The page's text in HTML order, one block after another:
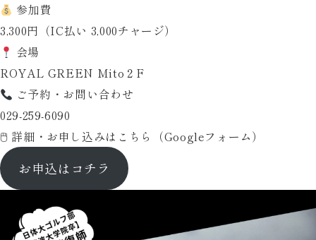
参加費
3,300円（IC払い 3,000チャージ）
会場
ROYAL GREEN Mito２F
ご予約・お問い合わせ
029-259-6090
🖱 詳細・お申し込みはこちら （Googleフォーム）
お申込はコチラ